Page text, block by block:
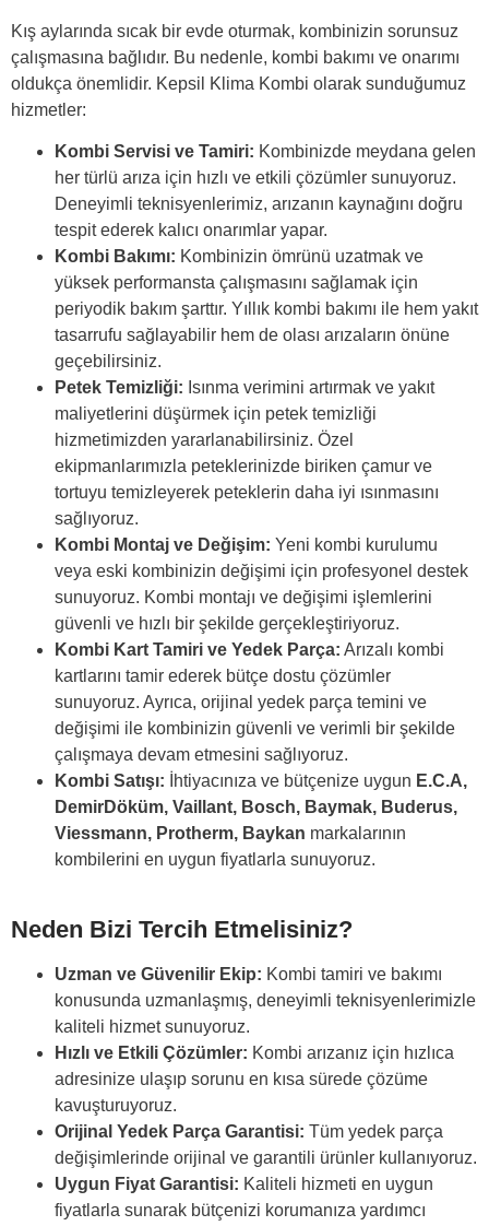
Kış aylarında sıcak bir evde oturmak, kombinizin sorunsuz
çalışmasına bağlıdır. Bu nedenle, kombi bakımı ve onarımı
oldukça önemlidir. Kepsil Klima Kombi olarak sunduğumuz
hizmetler:
Kombi Servisi ve Tamiri: Kombinizde meydana gelen
her türlü arıza için hızlı ve etkili çözümler sunuyoruz.
Deneyimli teknisyenlerimiz, arızanın kaynağını doğru
tespit ederek kalıcı onarımlar yapar.
Kombi Bakımı: Kombinizin ömrünü uzatmak ve
yüksek performansta çalışmasını sağlamak için
periyodik bakım şarttır. Yıllık kombi bakımı ile hem yakıt
tasarrufu sağlayabilir hem de olası arızaların önüne
geçebilirsiniz.
Petek Temizliği: Isınma verimini artırmak ve yakıt
maliyetlerini düşürmek için petek temizliği
hizmetimizden yararlanabilirsiniz. Özel
ekipmanlarımızla peteklerinizde biriken çamur ve
tortuyu temizleyerek peteklerin daha iyi ısınmasını
sağlıyoruz.
Kombi Montaj ve Değişim: Yeni kombi kurulumu
veya eski kombinizin değişimi için profesyonel destek
sunuyoruz. Kombi montajı ve değişimi işlemlerini
güvenli ve hızlı bir şekilde gerçekleştiriyoruz.
Kombi Kart Tamiri ve Yedek Parça: Arızalı kombi
kartlarını tamir ederek bütçe dostu çözümler
sunuyoruz. Ayrıca, orijinal yedek parça temini ve
değişimi ile kombinizin güvenli ve verimli bir şekilde
çalışmaya devam etmesini sağlıyoruz.
Kombi Satışı: İhtiyacınıza ve bütçenize uygun E.C.A,
DemirDöküm, Vaillant, Bosch, Baymak, Buderus,
Viessmann, Protherm, Baykan markalarının
kombilerini en uygun fiyatlarla sunuyoruz.
Neden Bizi Tercih Etmelisiniz?
Uzman ve Güvenilir Ekip: Kombi tamiri ve bakımı
konusunda uzmanlaşmış, deneyimli teknisyenlerimizle
kaliteli hizmet sunuyoruz.
Hızlı ve Etkili Çözümler: Kombi arızanız için hızlıca
adresinize ulaşıp sorunu en kısa sürede çözüme
kavuşturuyoruz.
Orijinal Yedek Parça Garantisi: Tüm yedek parça
değişimlerinde orijinal ve garantili ürünler kullanıyoruz.
Uygun Fiyat Garantisi: Kaliteli hizmeti en uygun
fiyatlarla sunarak bütçenizi korumanıza yardımcı